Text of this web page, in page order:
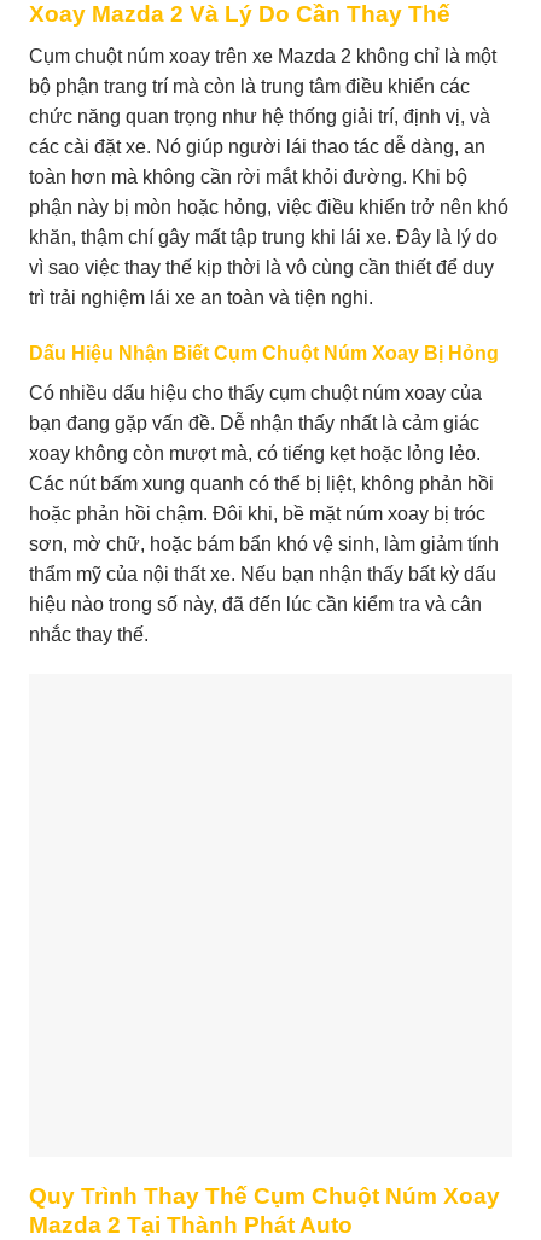
Xoay Mazda 2 Và Lý Do Cần Thay Thế
Cụm chuột núm xoay trên xe Mazda 2 không chỉ là một
bộ phận trang trí mà còn là trung tâm điều khiển các
chức năng quan trọng như hệ thống giải trí, định vị, và
các cài đặt xe. Nó giúp người lái thao tác dễ dàng, an
toàn hơn mà không cần rời mắt khỏi đường. Khi bộ
phận này bị mòn hoặc hỏng, việc điều khiển trở nên khó
khăn, thậm chí gây mất tập trung khi lái xe. Đây là lý do
vì sao việc thay thế kịp thời là vô cùng cần thiết để duy
trì trải nghiệm lái xe an toàn và tiện nghi.
Dấu Hiệu Nhận Biết Cụm Chuột Núm Xoay Bị Hỏng
Có nhiều dấu hiệu cho thấy cụm chuột núm xoay của
bạn đang gặp vấn đề. Dễ nhận thấy nhất là cảm giác
xoay không còn mượt mà, có tiếng kẹt hoặc lỏng lẻo.
Các nút bấm xung quanh có thể bị liệt, không phản hồi
hoặc phản hồi chậm. Đôi khi, bề mặt núm xoay bị tróc
sơn, mờ chữ, hoặc bám bẩn khó vệ sinh, làm giảm tính
thẩm mỹ của nội thất xe. Nếu bạn nhận thấy bất kỳ dấu
hiệu nào trong số này, đã đến lúc cần kiểm tra và cân
nhắc thay thế.
Quy Trình Thay Thế Cụm Chuột Núm Xoay
Mazda 2 Tại Thành Phát Auto